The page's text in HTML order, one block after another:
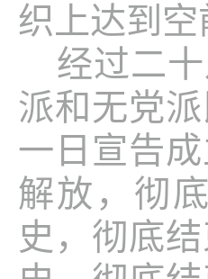
织上达到
经过二
派和无党
一日宣告
解放，彻
史，彻底